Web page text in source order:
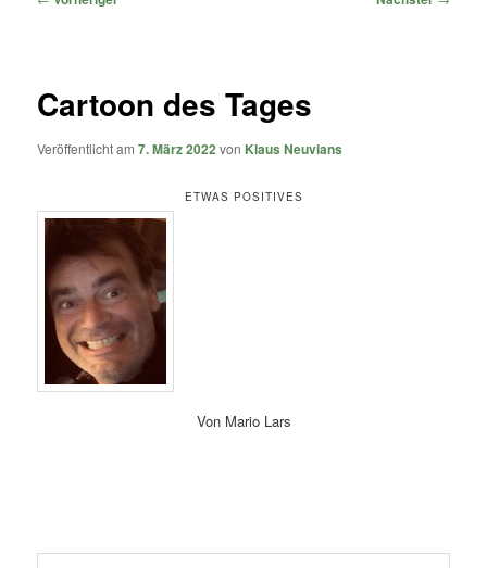
Cartoon des Tages
Veröffentlicht am7. März 2022von Klaus Neuvians
ETWAS POSITIVES
Von Mario Lars